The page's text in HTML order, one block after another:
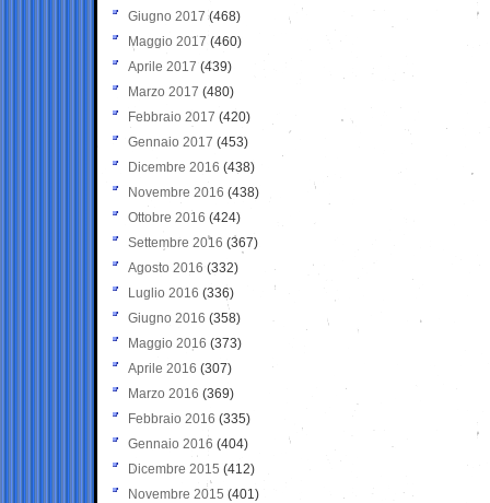
Giugno 2017 (468)
Maggio 2017 (460)
Aprile 2017 (439)
Marzo 2017 (480)
Febbraio 2017 (420)
Gennaio 2017 (453)
Dicembre 2016 (438)
Novembre 2016 (438)
Ottobre 2016 (424)
Settembre 2016 (367)
Agosto 2016 (332)
Luglio 2016 (336)
Giugno 2016 (358)
Maggio 2016 (373)
Aprile 2016 (307)
Marzo 2016 (369)
Febbraio 2016 (335)
Gennaio 2016 (404)
Dicembre 2015 (412)
Novembre 2015 (401)